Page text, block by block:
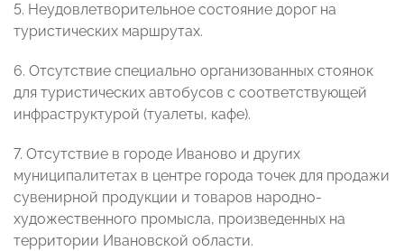
5. Неудовлетворительное состояние дорог на
туристических маршрутах.
6. Отсутствие специально организованных стоянок
для туристических автобусов с соответствующей
инфраструктурой (туалеты, кафе).
7. Отсутствие в городе Иваново и других
муниципалитетах в центре города точек для продажи
сувенирной продукции и товаров народно-
художественного промысла, произведенных на
территории Ивановской области.